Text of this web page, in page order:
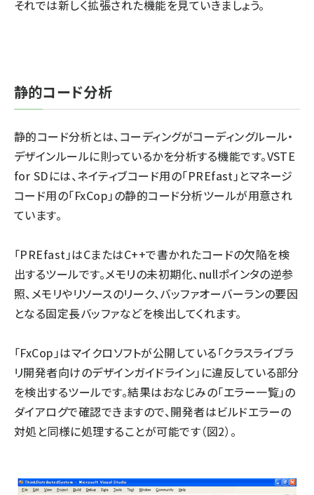
それでは新しく拡張された機能を見ていきましょう。
静的コード分析
静的コード分析とは、コーディングがコーディングルール・
デザインルールに則っているかを分析する機能です。VSTE
for SDには、ネイティブコード用の「PREfast」とマネージ
コード用の「FxCop」の静的コード分析ツールが用意され
ています。
「PREfast」はCまたはC++で書かれたコードの欠陥を検
出するツールです。メモリの未初期化、nullポインタの逆参
照、メモリやリソースのリーク、バッファオーバーランの要因
となる固定長バッファなどを検出してくれます。
「FxCop」はマイクロソフトが公開している「クラスライブラ
リ開発者向けのデザインガイドライン」に違反している部分
を検出するツールです。結果はおなじみの「エラー一覧」の
ダイアログで確認できますので、開発者はビルドエラーの
対処と同様に処理することが可能です（図2）。